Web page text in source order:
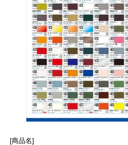
[商品名]